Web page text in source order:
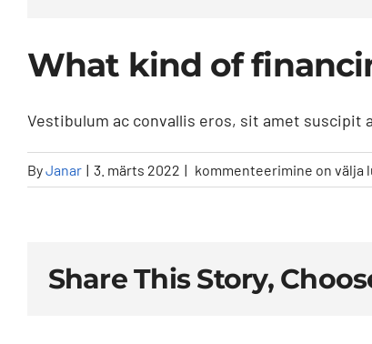
What kind of
Vestibulum ac convallis eros, sit amet suscipit
ByJanar | 3. märts 2022 | What
services
do
kommenteerimine on välja
Share This Story,